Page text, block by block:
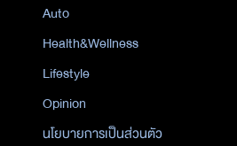
Auto
Health&Wellness
Lifestyle
Opinion
นโยบายการเป็นส่วนตัว